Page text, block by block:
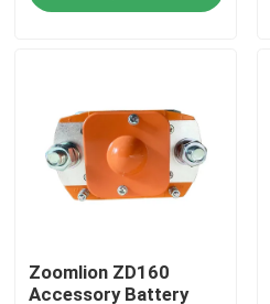
আমাদের সাথে যোগাযোগ করুন
উদ্ধৃতির জন্য আবেদন
কামিন্স খুচরা যন্ত্রাংশ
Zoomlion ZD160
Accessory Battery